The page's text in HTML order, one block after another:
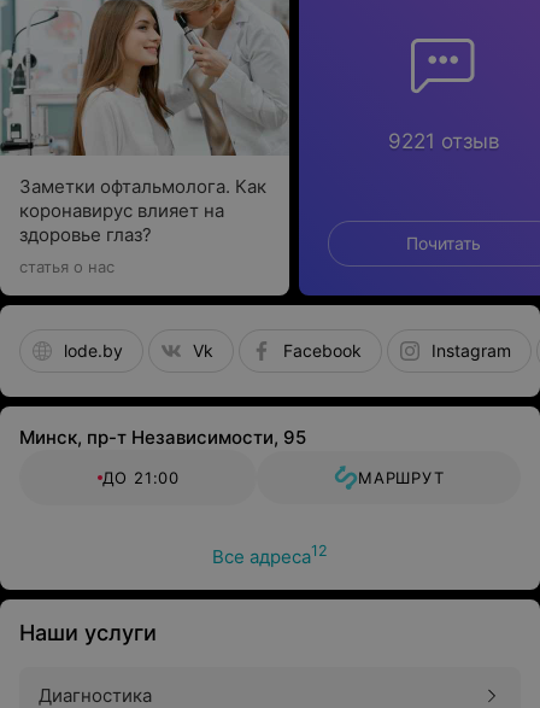
Заметки офтальмолога. Как
коронавирус влияет на
здоровье глаз?
статья о нас
9221 отзыв
Почитать
lode.by Vk Facebook Instagram
Минск, пр-т Независимости, 95
ДО 21:00 МАРШРУТ
Все адреса12
Наши услуги
Диагностика